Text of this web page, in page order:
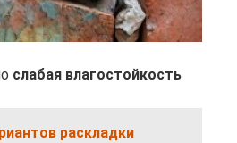
слабая влагостойкость
раскладки